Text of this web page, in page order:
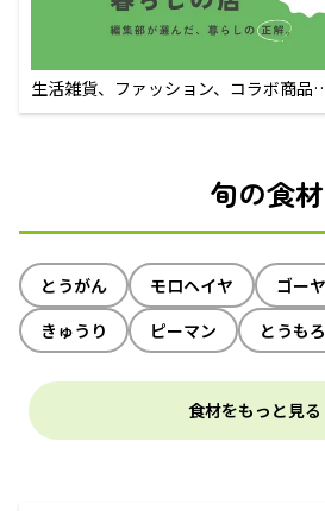
生活雑貨、ファッション、コラボ商
えるECサイト
旬の食材
とうがん モロヘイヤ ゴー
きゅうり
ピーマン とうも
食材をもっと見る